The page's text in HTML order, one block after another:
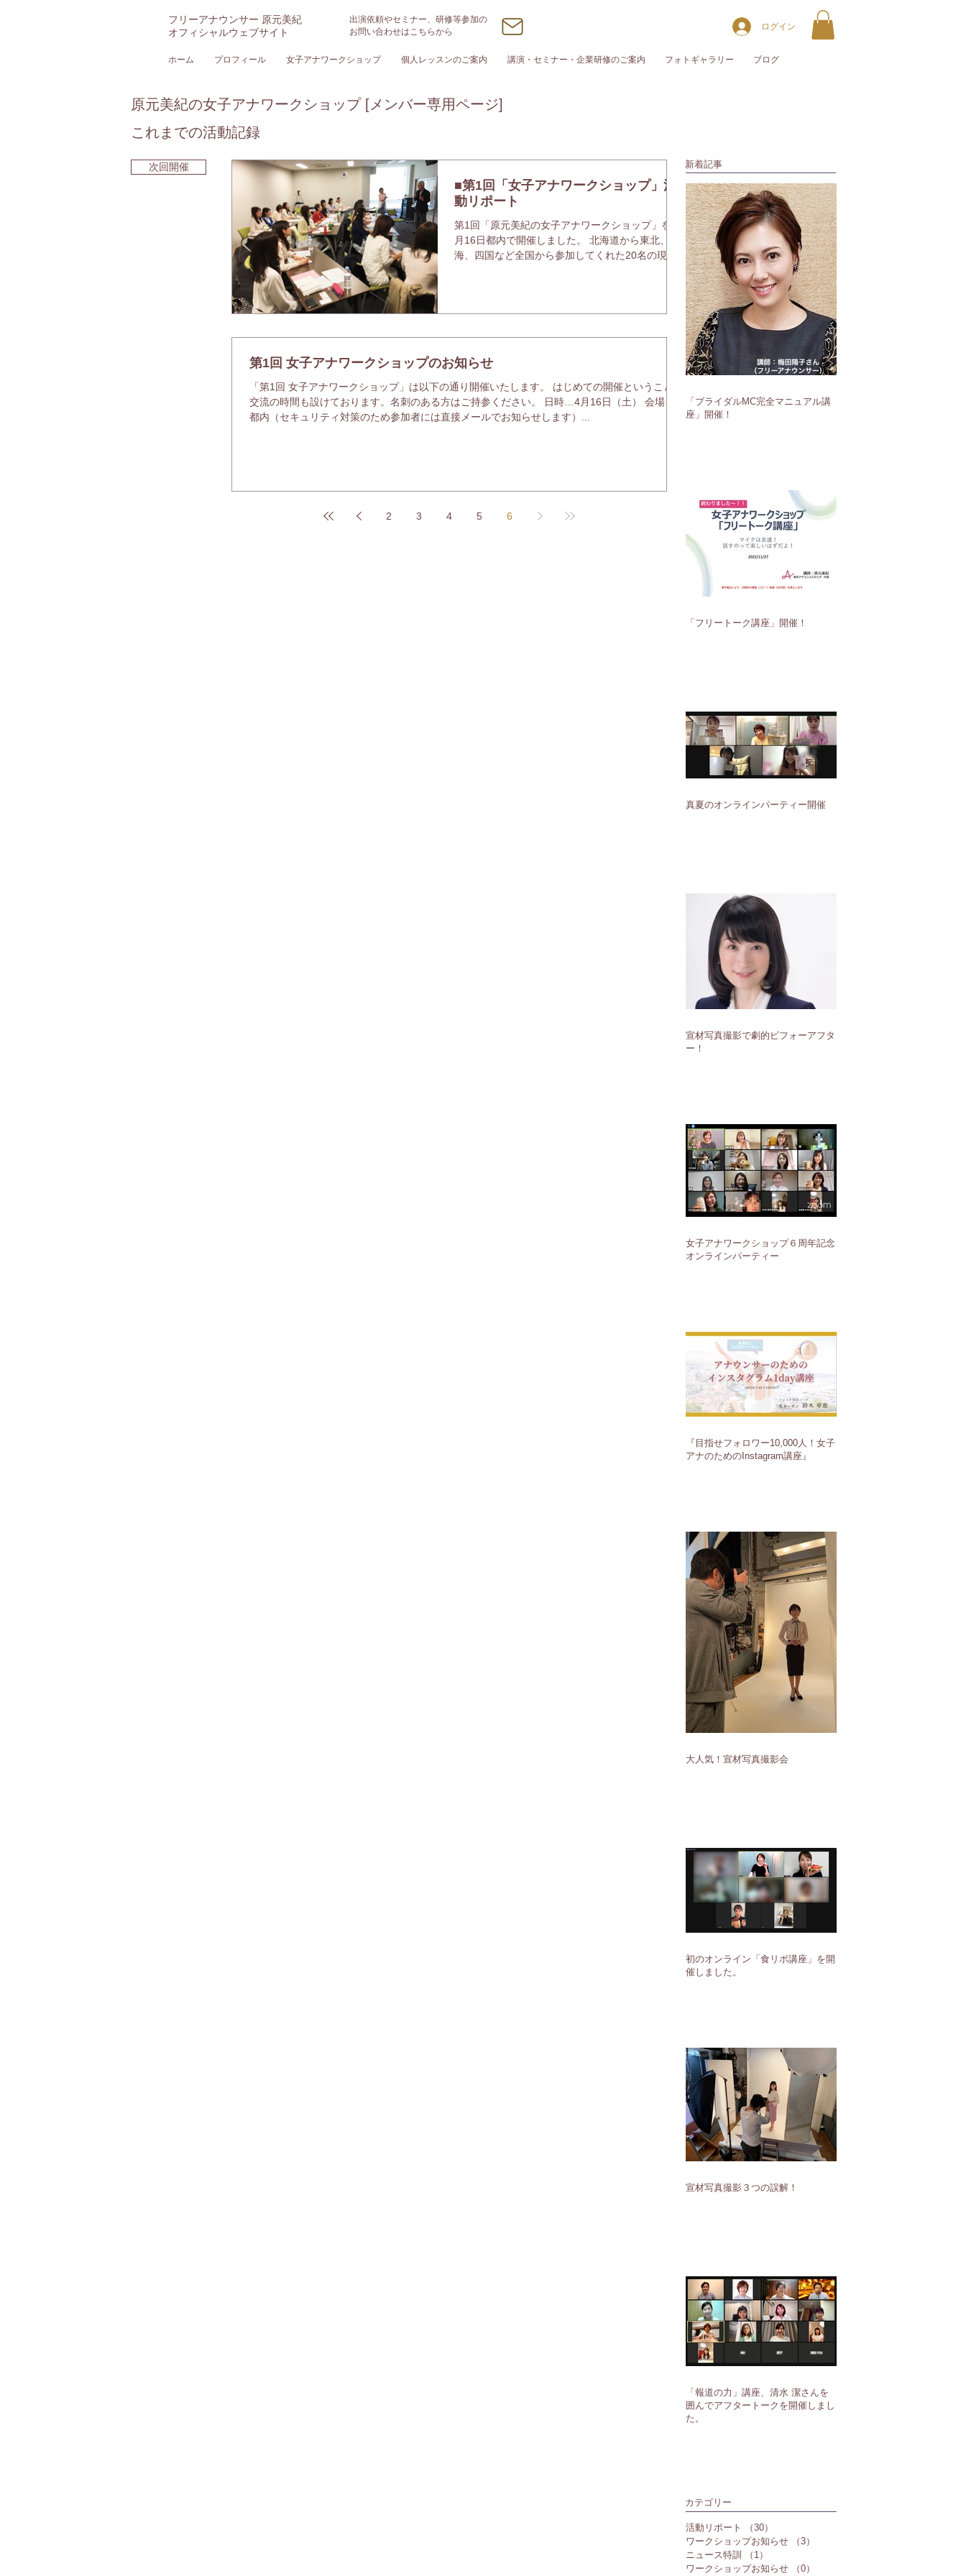
フリーアナウンサー 原元美紀
オフィシャルウェブサイト
出演依頼やセミナー、研修等参加の
お問い合わせはこちらから
ログイン
ホーム プロフィール 女子アナワークショップ 個人レッスンのご案内 講演・セミナー・企業研修のご案内 フォトギャラリー ブログ
原元美紀の女子アナワークショップ [メンバー専用ページ]
これまでの活動記録
次回開催
■第1回「女子アナワークショップ」活
動リポート
第1回「原元美紀の女子アナワークショップ」を4
月16日都内で開催しました。 北海道から東北、東
海、四国など全国から参加してくれた20名の現役
第1回 女子アナワークショップのお知らせ
「第1回 女子アナワークショップ」は以下の通り開催いたします。 はじめての開催ということで
交流の時間も設けております。名刺のある方はご持参ください。 日時…4月16日（土） 会場…
都内（セキュリティ対策のため参加者には直接メールでお知らせします）...
2 3 4 5 6
新着記事
「ブライダルMC完全マニュアル講
座」開催！
「フリートーク講座」開催！
真夏のオンラインパーティー開催
宣材写真撮影で劇的ビフォーアフタ
ー！
女子アナワークショップ６周年記念
オンラインパーティー
『目指せフォロワー10,000人！女子
アナのためのInstagram講座』
大人気！宣材写真撮影会
初のオンライン「食リポ講座」を開
催しました。
宣材写真撮影３つの誤解！
「報道の力」講座、清水 潔さんを
囲んでアフタートークを開催しまし
た。
カテゴリー
活動リポート （30）
ワークショップお知らせ
（3）
ニュース特訓
（1）
ワークショップお知らせ
（0）